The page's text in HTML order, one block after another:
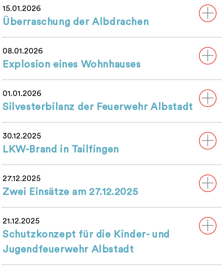
15.01.2026
Überraschung der Albdrachen
08.01.2026
Explosion eines Wohnhauses
01.01.2026
Silvesterbilanz der Feuerwehr Albstadt
30.12.2025
LKW-Brand in Tailfingen
27.12.2025
Zwei Einsätze am 27.12.2025
21.12.2025
Schutzkonzept für die Kinder- und
Jugendfeuerwehr Albstadt